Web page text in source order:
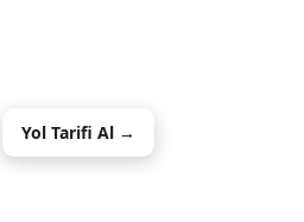
Yol Tarifi Al →